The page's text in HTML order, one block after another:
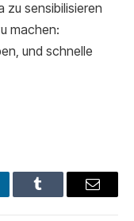
zu sensibilisieren
machen:
und schnelle
Tumblr Email